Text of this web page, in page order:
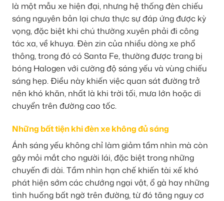
là một mẫu xe hiện đại, nhưng hệ thống đèn chiếu
sáng nguyên bản lại chưa thực sự đáp ứng được kỳ
vọng, đặc biệt khi chú thường xuyên phải đi công
tác xa, về khuya. Đèn zin của nhiều dòng xe phổ
thông, trong đó có Santa Fe, thường được trang bị
bóng Halogen với cường độ sáng yếu và vùng chiếu
sáng hẹp. Điều này khiến việc quan sát đường trở
nên khó khăn, nhất là khi trời tối, mưa lớn hoặc di
chuyển trên đường cao tốc.
Những bất tiện khi đèn xe không đủ sáng
Ánh sáng yếu không chỉ làm giảm tầm nhìn mà còn
gây mỏi mắt cho người lái, đặc biệt trong những
chuyến đi dài. Tầm nhìn hạn chế khiến tài xế khó
phát hiện sớm các chướng ngại vật, ổ gà hay những
tình huống bất ngờ trên đường, từ đó tăng nguy cơ